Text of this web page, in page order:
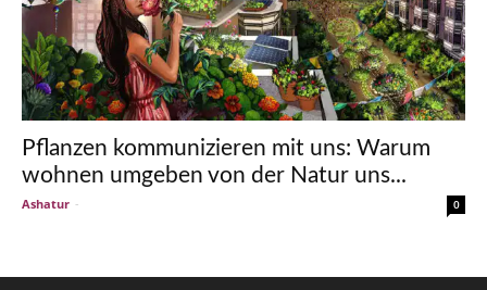
Pflanzen kommunizieren mit uns: Warum
wohnen umgeben von der Natur uns...
Ashatur - 0